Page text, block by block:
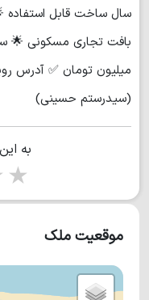
میلیون تومان ✅ آدرس
(سیدرستم حسینی)
به
موقعیت ملک